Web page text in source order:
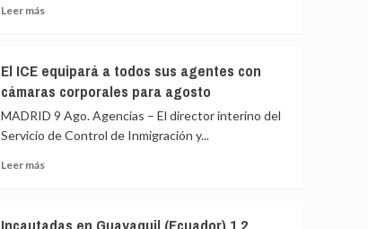
de
Arabia
Leer másLeer
autor
del
tiroteo
un
colegio
El ICE equipará a todos sus agentes con
cámaras corporales para agosto
MADRID 9 Ago. Agencias – El director interino del
Servicio de Control de Inmigración y...
Leer másLeer
Incautadas en Guayaquil (Ecuador) 1,2